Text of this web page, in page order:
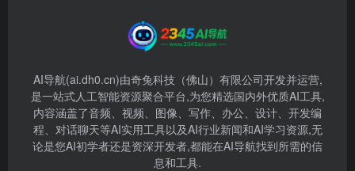
AI导航(ai.dh0.cn)由奇兔科技（佛山）有限公司开发并运营,
是一站式人工智能资源聚合平台,为您精选国内外优质AI工具,
内容涵盖了音频、视频、图像、写作、办公、设计、开发编
程、对话聊天等AI实用工具以及AI行业新闻和AI学习资源,无
论是您AI初学者还是资深开发者,都能在AI导航找到所需的信
息和工具.